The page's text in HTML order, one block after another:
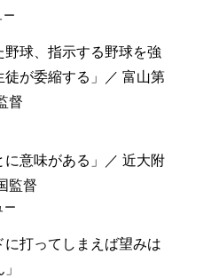
ー
野球、指示する野球を強
徒が委縮する」／ 富山第
督
に意味がある」／ 近大附
監督
ー
に打ってしまえば望みは